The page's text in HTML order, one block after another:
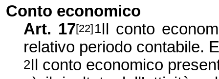
Conto economico
Art. 17[22] 1Il conto
relativo periodo contabile.
2Il conto economico